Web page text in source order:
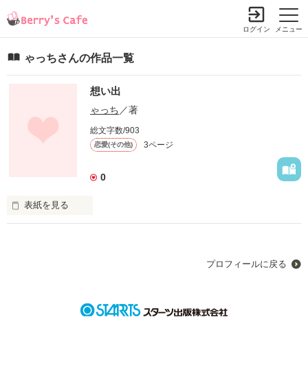
メニュー
ログイン
ゃっちさんの作品一覧
想い出
ゃっち ／著
総文字数/903
恋愛(その他) 3ページ
0
表紙を見る
「うん、その日のうちに仲直りだね」
プロフィールに戻る